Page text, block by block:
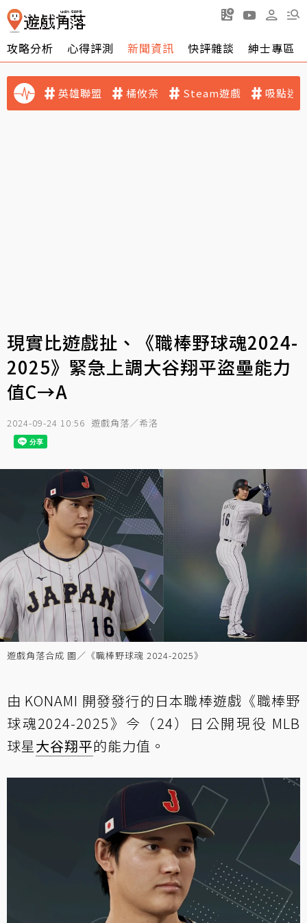
攻略分析 心得評測 新聞資訊 快評雜談 紳士專區
英雄聯盟 橘攸奈 Steam遊戲 吸點迷
現實比遊戲扯、《職棒野球魂2024-
2025》緊急上調大谷翔平盜壘能力
值C→A
2024-09-24 10:56 遊戲角落／希洛
遊戲角落合成 圖／《職棒野球魂 2024-2025》
由 KONAMI 開發發行的日本職棒遊戲《職棒野
球魂2024-2025》今（24）日公開現役 MLB
球星大谷翔平的能力值。